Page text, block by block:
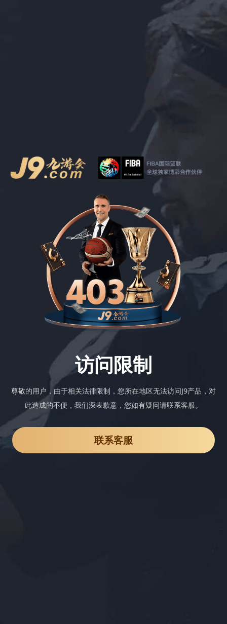
访问限制
尊敬的用户，由于相关法律限制，您所在地区无法访问J9产品，对
此造成的不便，我们深表歉意，您如有疑问请联系客服。
联系客服